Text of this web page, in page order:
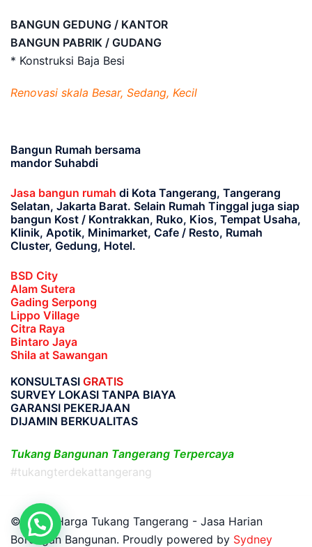
BANGUN GEDUNG / KANTOR
BANGUN PABRIK / GUDANG
* Konstruksi Baja Besi
Renovasi skala Besar, Sedang, Kecil
Bangun Rumah bersama
mandor Suhabdi
Jasa bangun rumah di Kota Tangerang, Tangerang
Selatan, Jakarta Barat. Selain Rumah Tinggal juga siap
bangun Kost / Kontrakkan, Ruko, Kios, Tempat Usaha,
Klinik, Apotik, Minimarket, Cafe / Resto, Rumah
Cluster, Gedung, Hotel.
BSD City
Alam Sutera
Gading Serpong
Lippo Village
Citra Raya
Bintaro Jaya
Shila at Sawangan
KONSULTASI GRATIS
SURVEY LOKASI TANPA BIAYA
GARANSI PEKERJAAN
DIJAMIN BERKUALITAS
Tukang Bangunan Tangerang Terpercaya
#tukangterdekattangerang
© 2026 Harga Tukang Tangerang - Jasa Harian
Borongan Bangunan. Proudly powered by Sydney